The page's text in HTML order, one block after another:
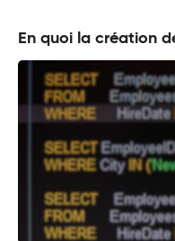
En quoi la création